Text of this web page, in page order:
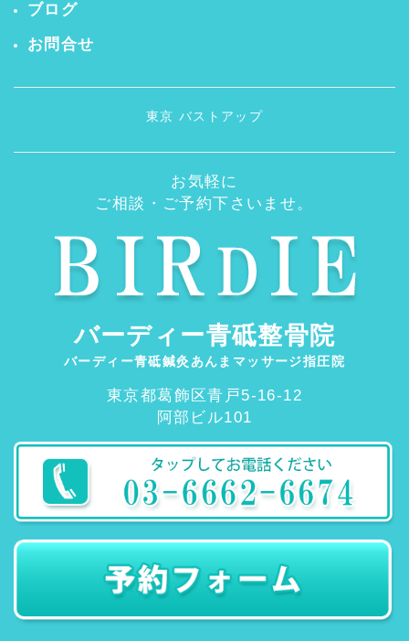
ブログ
お問合せ
東京 バストアップ
お気軽に
ご相談・ご予約下さいませ。
バーディー青砥整骨院
バーディー青砥鍼灸あんまマッサージ指圧院
東京都葛飾区青戸5-16-12
阿部ビル101